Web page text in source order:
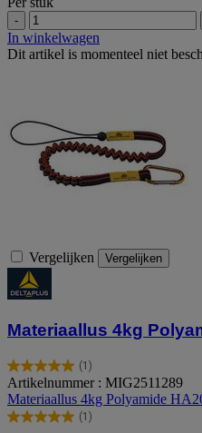
-
In winkelwagen
Dit artikel is momenteel niet
Vergelijken Vergelijken
Materiaallus 4kg
(1)
5.0
van
de
5
Artikelnummer : MIG2511289
Materiaallus 4kg Polyamide
(1)
5.0